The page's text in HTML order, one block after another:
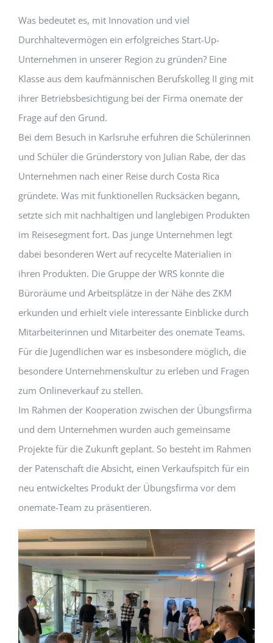
Was bedeutet es, mit Innovation und viel
Durchhaltevermögen ein erfolgreiches Start-Up-
Unternehmen in unserer Region zu gründen? Eine
Klasse aus dem kaufmännischen Berufskolleg II ging mit
ihrer Betriebsbesichtigung bei der Firma onemate der
Frage auf den Grund.
Bei dem Besuch in Karlsruhe erfuhren die Schülerinnen
und Schüler die Gründerstory von Julian Rabe, der das
Unternehmen nach einer Reise durch Costa Rica
gründete. Was mit funktionellen Rucksäcken begann,
setzte sich mit nachhaltigen und langlebigen Produkten
im Reisesegment fort. Das junge Unternehmen legt
dabei besonderen Wert auf recycelte Materialien in
ihren Produkten. Die Gruppe der WRS konnte die
Büroräume und Arbeitsplätze in der Nähe des ZKM
erkunden und erhielt viele interessante Einblicke durch
Mitarbeiterinnen und Mitarbeiter des onemate Teams.
Für die Jugendlichen war es insbesondere möglich, die
besondere Unternehmenskultur zu erleben und Fragen
zum Onlineverkauf zu stellen.
Im Rahmen der Kooperation zwischen der Übungsfirma
und dem Unternehmen wurden auch gemeinsame
Projekte für die Zukunft geplant. So besteht im Rahmen
der Patenschaft die Absicht, einen Verkaufspitch für ein
neu entwickeltes Produkt der Übungsfirma vor dem
onemate-Team zu präsentieren.